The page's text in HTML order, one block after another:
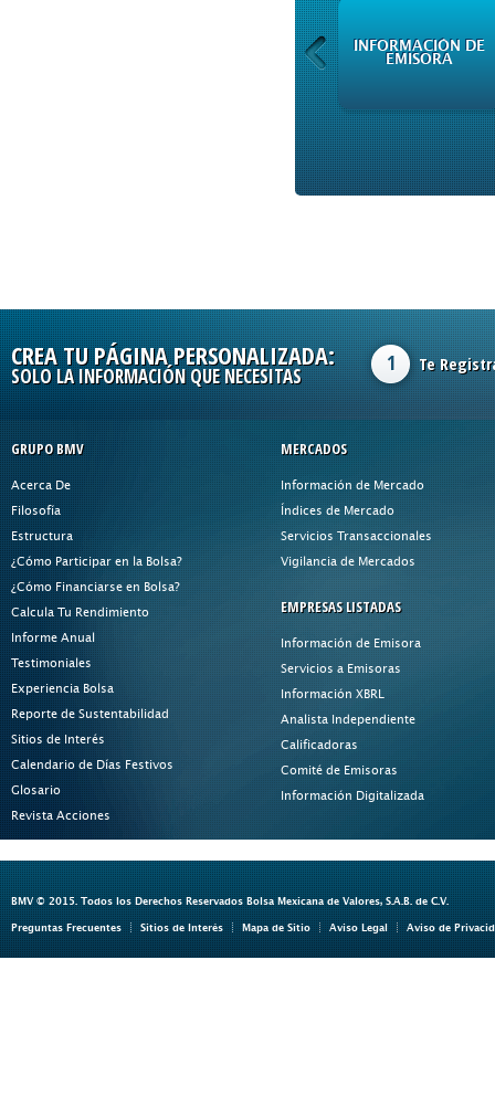
INFORMACIÓN DE
EMISORA
CREA TU PÁGINA PERSONALIZADA:
SOLO LA INFORMACIÓN QUE NECESITAS
1 Te
GRUPO BMV
Acerca De
Filosofía
Estructura
¿Cómo Participar en la Bolsa?
¿Cómo Financiarse en Bolsa?
Calcula Tu Rendimiento
Informe Anual
Testimoniales
Experiencia Bolsa
Reporte de Sustentabilidad
Sitios de Interés
Calendario de Días Festivos
Glosario
Revista Acciones
MERCADOS
Información de Mercado
Índices de Mercado
Servicios Transaccionales
Vigilancia de Mercados
EMPRESAS LISTADAS
Información de Emisora
Servicios a Emisoras
Información XBRL
Analista Independiente
Calificadoras
Comité de Emisoras
Información Digitalizada
BMV © 2015. Todos los Derechos Reservados Bolsa Mexicana de Valores, S.A.B. de C.V.
Preguntas Frecuentes Sitios de Interés Mapa de Sitio Aviso Legal Aviso de